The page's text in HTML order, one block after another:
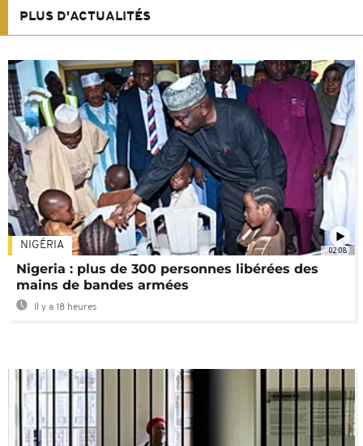
PLUS D'ACTUALITÉS
02:08
NIGÉRIA
Nigeria : plus de 300 personnes libérées des
mains de bandes armées
Il y a 18 heures